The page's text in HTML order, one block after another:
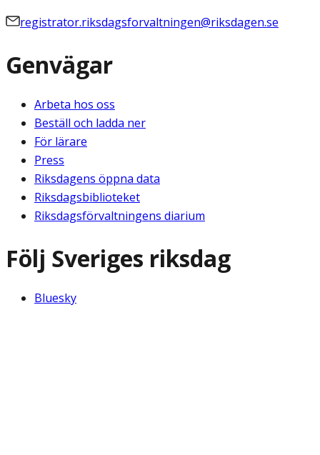
registrator.riksdagsforvaltningen@riksdagen.se
Genvägar
Arbeta hos oss
Beställ och ladda ner
För lärare
Press
Riksdagens öppna data
Riksdagsbiblioteket
Riksdagsförvaltningens diarium
Följ Sveriges riksdag
Bluesky